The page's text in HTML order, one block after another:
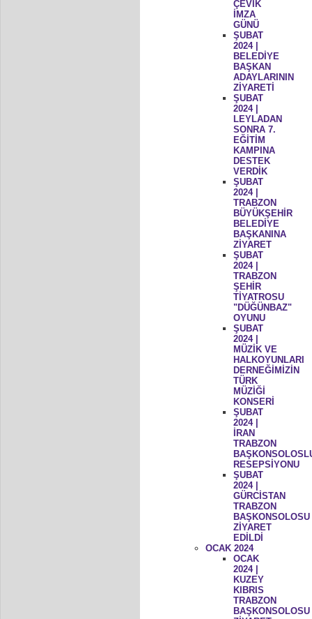
ÇEVİK
İMZA
GÜNÜ
ŞUBAT
2024 |
BELEDİYE
BAŞKAN
ADAYLARININ
ZİYARETİ
ŞUBAT
2024 |
LEYLADAN
SONRA 7.
EĞİTİM
KAMPINA
DESTEK
VERDİK
ŞUBAT
2024 |
TRABZON
BÜYÜKŞEHİR
BELEDİYE
BAŞKANINA
ZİYARET
ŞUBAT
2024 |
TRABZON
ŞEHİR
TİYATROSU
"DÜĞÜNBAZ"
OYUNU
ŞUBAT
2024 |
MÜZİK VE
HALKOYUNLARI
DERNEĞİMİZİN
TÜRK
MÜZİĞİ
KONSERİ
ŞUBAT
2024 |
İRAN
TRABZON
RESEPSİYONU
ŞUBAT
2024 |
GÜRCİSTAN
TRABZON
BAŞKONSOLOSU
ZİYARET
EDİLDİ
OCAK 2024
OCAK
2024 |
KUZEY
KIBRIS
TRABZON
BAŞKONSOLOSU